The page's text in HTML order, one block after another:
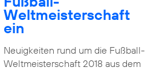
Weltmeisterschaft
ein
Neuigkeiten rund um die Fußball-
Weltmeisterschaft 2018 aus dem